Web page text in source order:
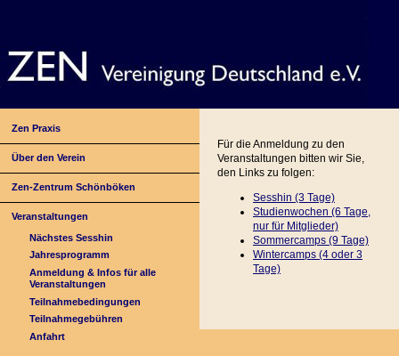
Zen Praxis
Über den Verein
Zen-Zentrum Schönböken
Veranstaltungen
Nächstes Sesshin
Jahresprogramm
Anmeldung & Infos für alle
Veranstaltungen
Teilnahmebedingungen
Teilnahmegebühren
Anfahrt
Für die Anmeldung zu den
Veranstaltungen bitten wir Sie,
den Links zu folgen:
Sesshin (3 Tage)
Studienwochen (6 Tage,
nur für Mitglieder)
Sommercamps (9 Tage)
Wintercamps (4 oder 3
Tage)